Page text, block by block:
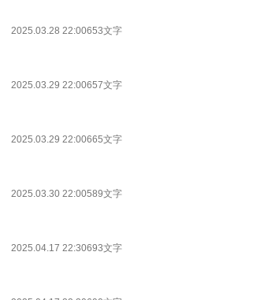
2025.03.28 22:00653文字
2025.03.29 22:00657文字
2025.03.29 22:00665文字
2025.03.30 22:00589文字
2025.04.17 22:30693文字